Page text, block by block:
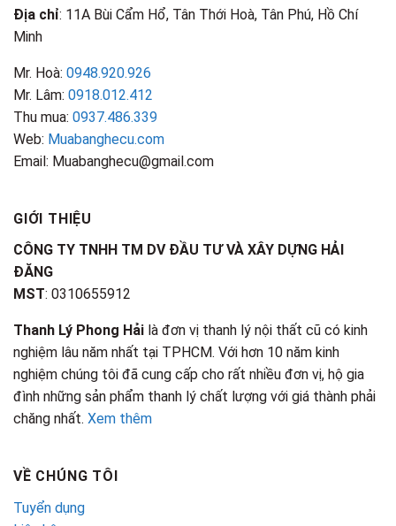
Địa chỉ: 11A Bùi Cẩm Hổ, Tân Thới Hoà, Tân Phú, Hồ Chí
Minh
Mr. Hoà: 0948.920.926
Mr. Lâm: 0918.012.412
Thu mua: 0937.486.339
Web: Muabanghecu.com
Email: Muabanghecu@gmail.com
GIỚI THIỆU
CÔNG TY TNHH TM DV ĐẦU TƯ VÀ XÂY DỰNG HẢI
ĐĂNG
MST: 0310655912
Thanh Lý Phong Hải là đơn vị thanh lý nội thất cũ có kinh
nghiệm lâu năm nhất tại TPHCM. Với hơn 10 năm kinh
nghiệm chúng tôi đã cung cấp cho rất nhiều đơn vị, hộ gia
đình những sản phẩm thanh lý chất lượng với giá thành phải
chăng nhất. Xem thêm
VỀ CHÚNG TÔI
Tuyển dụng